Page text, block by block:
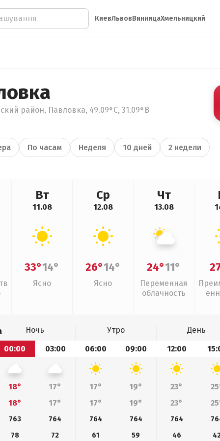
КиевЛьвовВинницаХмельницкий
район, Павловка, 49.09°С, 31.09°В
По часам Неделя 10 дней 2 недели
Вт
11.08
33°14°
Ясно
Ср
12.08
26°14°
Ясно
Чт
13.08
24°11°
Переменная
облачность
Ночь Утро
День
00:00
03:00 06:00 09:00 12:00
18° 17° 17° 19° 23°
18°
17° 17° 19° 23°
763 764 764 764 764
78
72 61 59 46